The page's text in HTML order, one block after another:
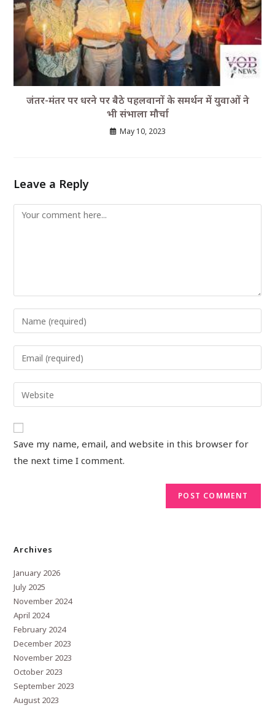
जंतर-मंतर पर धरने पर बैठे पहलवानों के समर्थन में युवाओं ने
भी संभाला मौर्चा
May 10, 2023
Leave a Reply
Save my name, email, and website in this browser for
the next time I comment.
Archives
January 2026
July 2025
November 2024
April 2024
February 2024
December 2023
November 2023
October 2023
September 2023
August 2023